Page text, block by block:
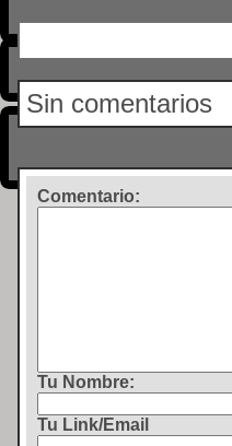
Sin comentarios
Comentario:
Tu Nombre:
Tu Link/Email